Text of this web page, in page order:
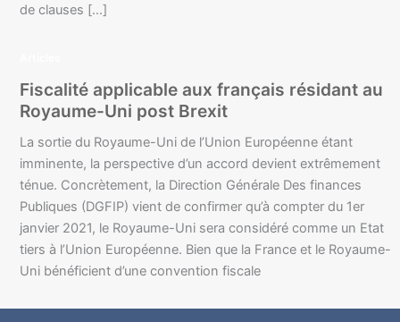
de clauses […]
Fiscalité applicable aux français résidant au
Royaume-Uni post Brexit
La sortie du Royaume-Uni de l’Union Européenne étant
imminente, la perspective d’un accord devient extrêmement
ténue. Concrètement, la Direction Générale Des finances
Publiques (DGFIP) vient de confirmer qu’à compter du 1er
janvier 2021, le Royaume-Uni sera considéré comme un Etat
tiers à l’Union Européenne. Bien que la France et le Royaume-
Uni bénéficient d’une convention fiscale